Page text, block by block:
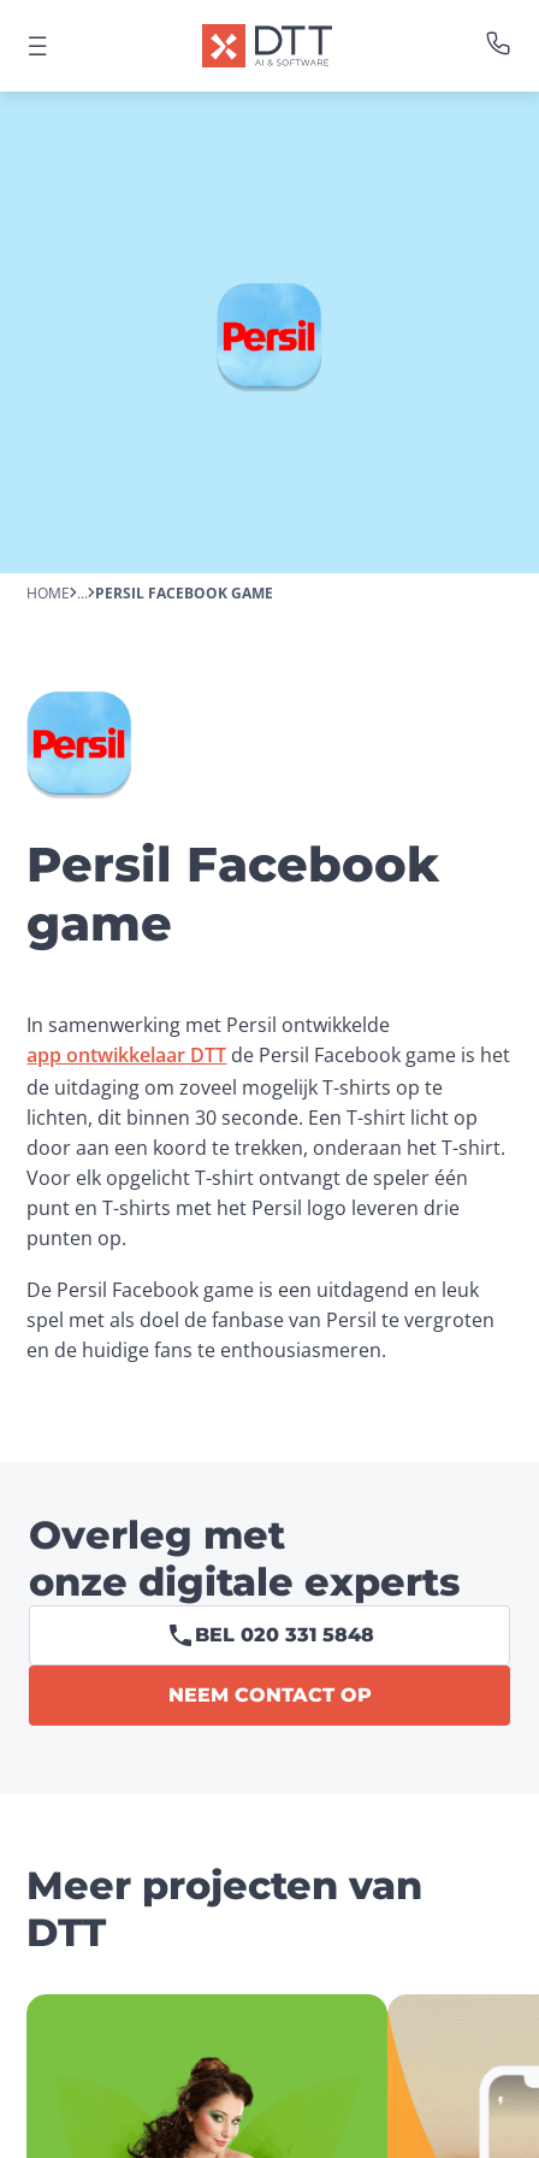
HOME ... PERSIL FACEBOOK GAME
Persil Facebook
game
In samenwerking met Persil ontwikkelde
app ontwikkelaar DTT de Persil Facebook game is het
de uitdaging om zoveel mogelijk T-shirts op te
lichten, dit binnen 30 seconde. Een T-shirt licht op
door aan een koord te trekken, onderaan het T-shirt.
Voor elk opgelicht T-shirt ontvangt de speler één
punt en T-shirts met het Persil logo leveren drie
punten op.
De Persil Facebook game is een uitdagend en leuk
spel met als doel de fanbase van Persil te vergroten
en de huidige fans te enthousiasmeren.
Overleg met
onze digitale experts
BEL 020 331 5848
NEEM CONTACT OP
Meer projecten van
DTT